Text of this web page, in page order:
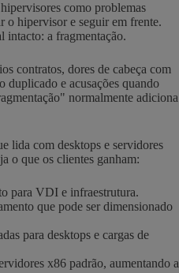
como problemas
o hipervisor e seguir em frente.
intacto: a fragmentação.
contratos, dores de cabeça com
duplicado e acusações quando
normalmente adiciona
lida com desktops e servidores
o que os clientes ganham:
para VDI e infraestrutura.
que pode ser dimensionado
para desktops e cargas de
x86 padrão, aumentando a